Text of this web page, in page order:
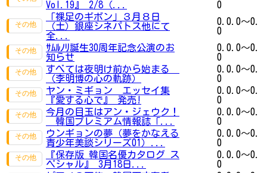
Vol.19』 2/8（...
0
「裸足のギボン」３月８日
（土）銀座シネパトス他にて
全...
0.0.0～0.
0
ｻﾑﾙﾉﾘ誕生30周年記念公演のお
知らせ
0.0.0～0.
0
すべては夜明け前から始まる
（李明博の心の軌跡）
0.0.0～0.
0
ヤン・ミギョン エッセイ集
『愛する心で』 発売!
0.0.0～0.
0
今月の目玉はアン・ジェウク！
韓国プレミアム情報誌「...
0.0.0～0.
0
ウンギョンの夢（夢をかなえる
青少年美談シリーズ01）...
0.0.0～0.
0
『保存版 韓国名優カタログ ス
ペシャル』 3月18日...
0.0.0～0.
0